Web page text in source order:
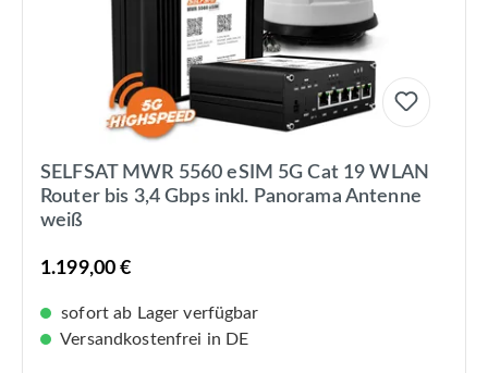
SELFSAT MWR 5560 eSIM 5G Cat 19 WLAN
Router bis 3,4 Gbps inkl. Panorama Antenne
weiß
1.199,00 €
sofort ab Lager verfügbar
Versandkostenfrei in DE